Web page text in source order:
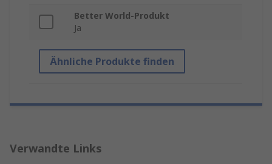
Better World-Produkt
Ja
Ähnliche Produkte finden
Verwandte Links